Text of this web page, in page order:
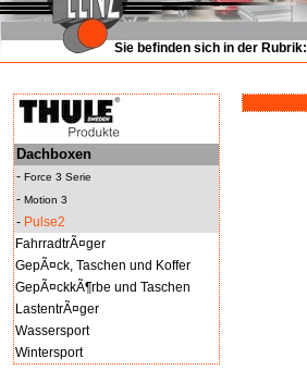
Sie befinden sich in der Rubrik:
Dachboxen
- Force 3 Serie
- Motion 3
- Pulse2
FahrradtrÃ¤ger
GepÃ¤ck, Taschen und Koffer
GepÃ¤ckkÃ¶rbe und Taschen
LastentrÃ¤ger
Wassersport
Wintersport